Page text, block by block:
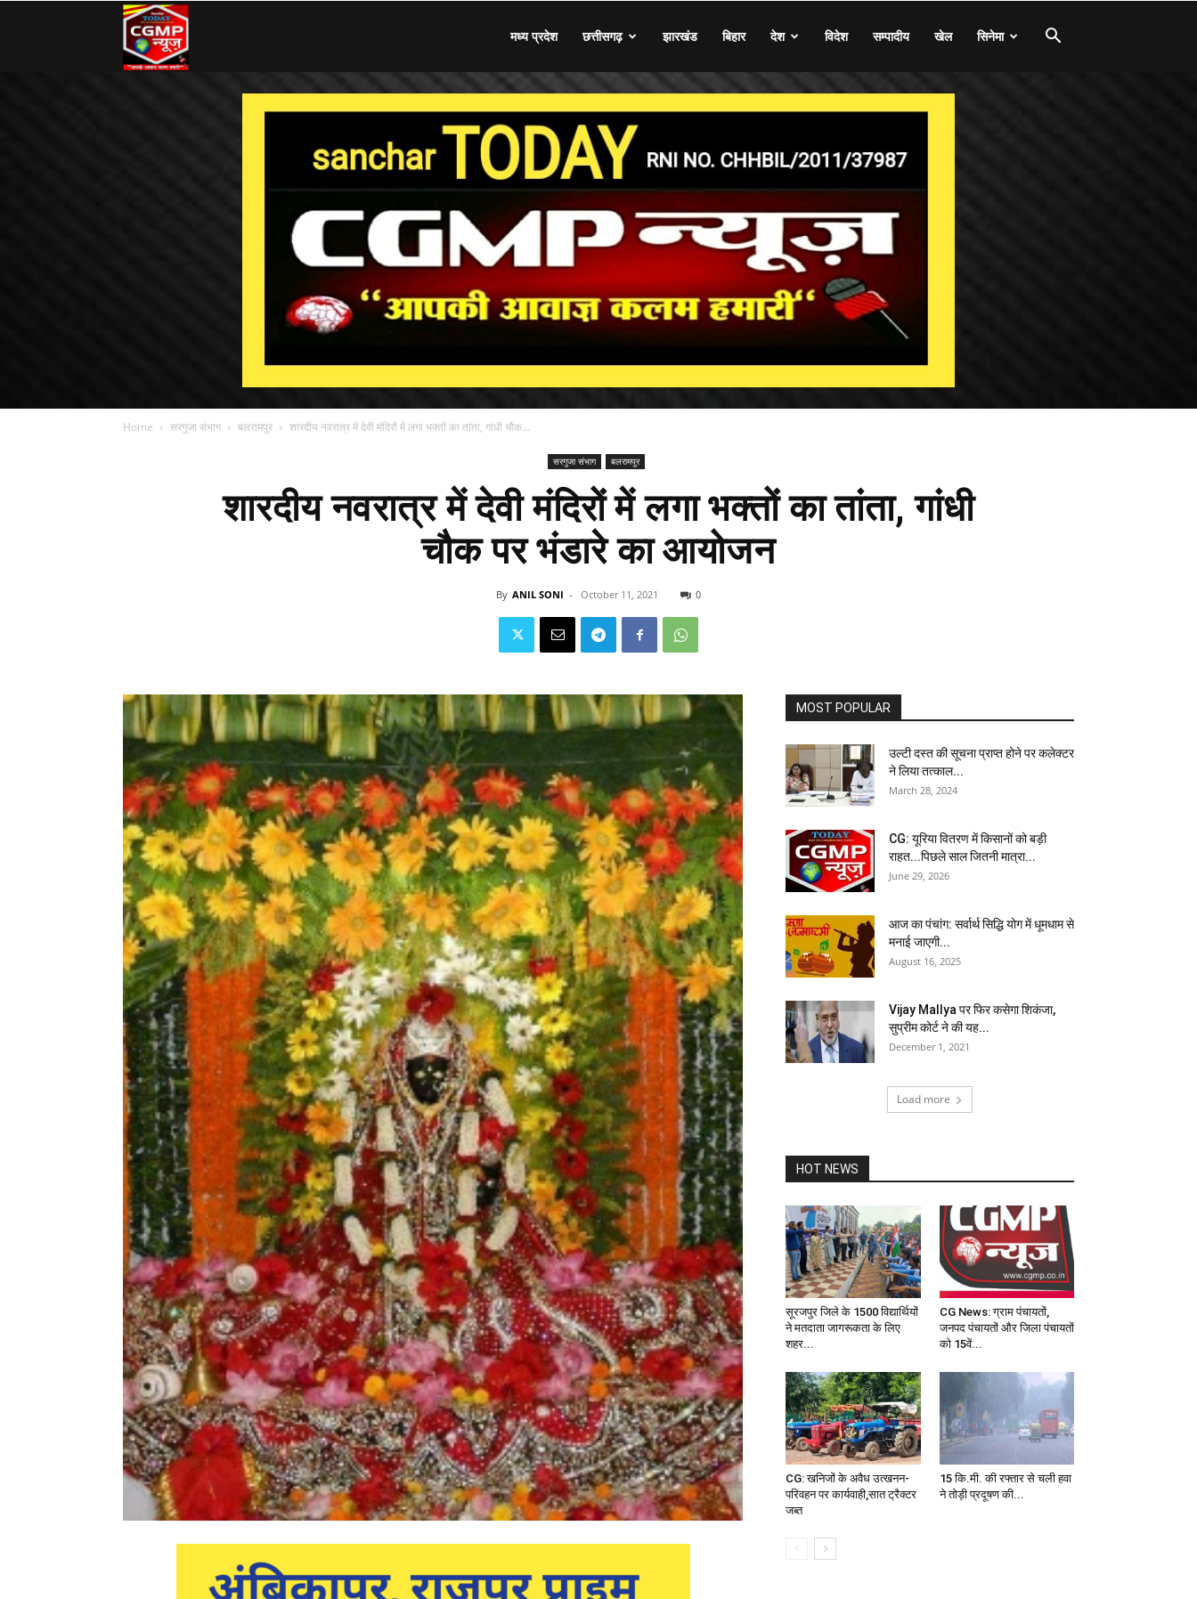
मध्य प्रदेश छत्तीसगढ़ झारखंड बिहार देश विदेश सम्पादीय खेल सिनेमा
Home सरगुजा संभाग बलरामपुर शारदीय नवरात्र में देवी मंदिरों में लगा भक्तों का तांता, गांधी चौक...
सरगुजा संभाग बलरामपुर
शारदीय नवरात्र में देवी मंदिरों में लगा भक्तों का तांता, गांधी
चौक पर भंडारे का आयोजन
By ANIL SONI - October 11, 2021 0
MOST POPULAR
उल्टी दस्त की सूचना प्राप्त होने पर कलेक्टर
ने लिया तत्काल...
March 28, 2024
CG: यूरिया वितरण में किसानों को बड़ी
राहत...पिछले साल जितनी मात्रा...
June 29, 2026
आज का पंचांग: सर्वार्थ सिद्धि योग में धूमधाम से
मनाई जाएगी...
August 16, 2025
Vijay Mallya पर फिर कसेगा शिकंजा,
सुप्रीम कोर्ट ने की यह...
December 1, 2021
Load more
HOT NEWS
सूरजपुर जिले के 1500 विद्यार्थियों
ने मतदाता जागरूकता के लिए
शहर...
CG News: ग्राम पंचायतों,
जनपद पंचायतों और जिला पंचायतों
को 15वें...
CG: खनिजों के अवैध उत्खनन-
परिवहन पर कार्यवाही,सात ट्रैक्टर
जब्त
15 कि.मी. की रफ्तार से चली हवा
ने तोड़ी प्रदूषण की...